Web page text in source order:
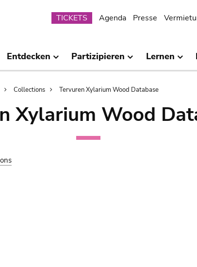
Submenu
TICKETS Agenda Presse
Entdecken Partizipieren Lernen
Collections Tervuren Xylarium Wood Database
Xylarium Wood